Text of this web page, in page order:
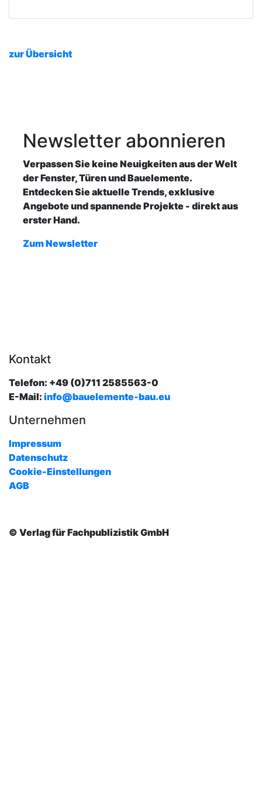
zur Übersicht
Newsletter abonnieren
Verpassen Sie keine Neuigkeiten aus der Welt
der Fenster, Türen und Bauelemente.
Entdecken Sie aktuelle Trends, exklusive
Angebote und spannende Projekte - direkt aus
erster Hand.
Zum Newsletter
Kontakt
Telefon: +49 (0)711 2585563-0
E-Mail: info@bauelemente-bau.eu
Unternehmen
Impressum
Datenschutz
Cookie-Einstellungen
AGB
© Verlag für Fachpublizistik GmbH